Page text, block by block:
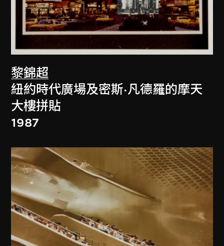
黎錦超
紐約時代廣場及密斯·凡德羅的摩天
大樓拼貼
1987